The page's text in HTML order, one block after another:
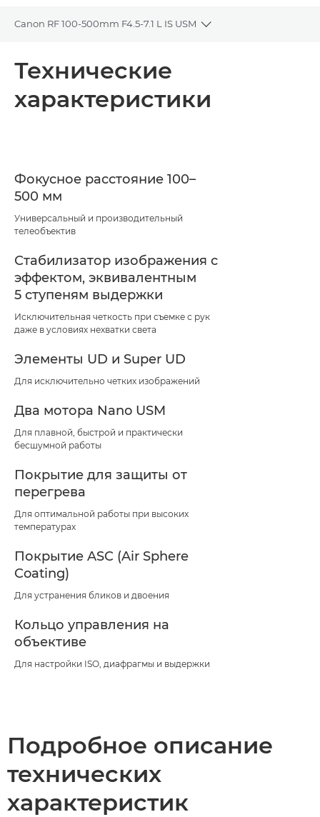
Canon RF 100-500mm F4.5-7.1 L IS USM
Toggle breadcrumbs
Технические характеристики
Технические
характеристики
Фокусное расстояние 100–
500 мм
Универсальный и производительный
телеобъектив
Стабилизатор изображения с
эффектом, эквивалентным
5 ступеням выдержки
Исключительная четкость при съемке с рук
даже в условиях нехватки света
Элементы UD и Super UD
Для исключительно четких изображений
Два мотора Nano USM
Для плавной, быстрой и практически
бесшумной работы
Покрытие для защиты от
перегрева
Для оптимальной работы при высоких
температурах
Покрытие ASC (Air Sphere
Coating)
Для устранения бликов и двоения
Кольцо управления на
объективе
Для настройки ISO, диафрагмы и выдержки
Подробное описание
технических
характеристик